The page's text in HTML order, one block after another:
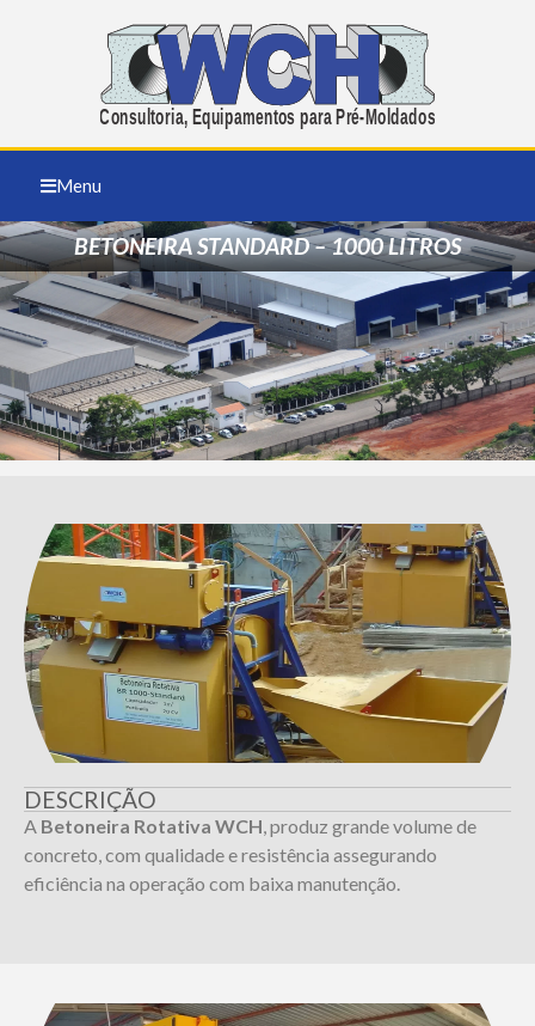
Menu
BETONEIRA STANDARD – 1000 LITROS
DESCRIÇÃO
A Betoneira Rotativa WCH, produz grande volume de
concreto, com qualidade e resistência assegurando
eficiência na operação com baixa manutenção.